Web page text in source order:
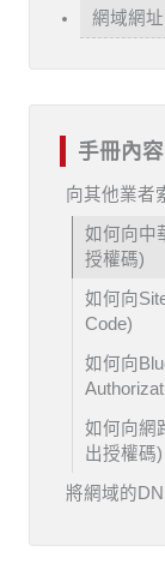
網域網址
手冊內容
向其他業者
如何向中
授權碼)
如何向
Code)
如何向
如何向網
出授權碼)
將網域的